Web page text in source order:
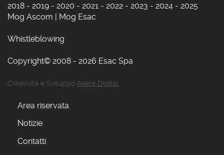
2018 - 2019 - 2020 - 2021 - 2022 - 2023 - 2024 - 2025
Mog Ascom | Mog Esac
Whistleblowing
Copyright© 2008 - 2026 Esac Spa
Creatività e Sviluppo Axera Digital
Area riservata
Notizie
Contatti